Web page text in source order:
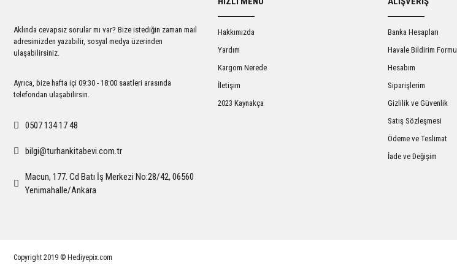
Ürün fiyatı diğer sitelerden daha pahalı.
Bu ürüne benzer farklı alternatifler olmalı.
Gönder
Aklında cevapsız sorular mı var? Bize istediğin zaman mail
adresimizden yazabilir, sosyal medya üzerinden
ulaşabilirsiniz.
Ayrıca, bize hafta içi 09:30 - 18:00 saatleri arasında
telefondan ulaşabilirsin.
0507 134 17 48
bilgi@turhankitabevi.com.tr
Macun, 177. Cd Batı İş Merkezi No:28/42, 06560
Yenimahalle/Ankara
Hakkımızda
Yardım
Kargom Nerede
İletişim
2023 Kaynakça
Banka Hesapları
Havale Bildirim Formu
Hesabım
Siparişlerim
Gizlilik ve Güvenlik
Satış Sözleşmesi
Ödeme ve Teslimat
İade ve Değişim
Copyright 2019 © Hediyepix.com